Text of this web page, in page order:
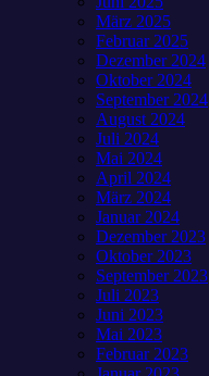
März 2025
Februar 2025
Dezember 2024
Oktober 2024
September 2024
August 2024
Juli 2024
Mai 2024
April 2024
März 2024
Januar 2024
Dezember 2023
Oktober 2023
September 2023
Juli 2023
Juni 2023
Mai 2023
Februar 2023